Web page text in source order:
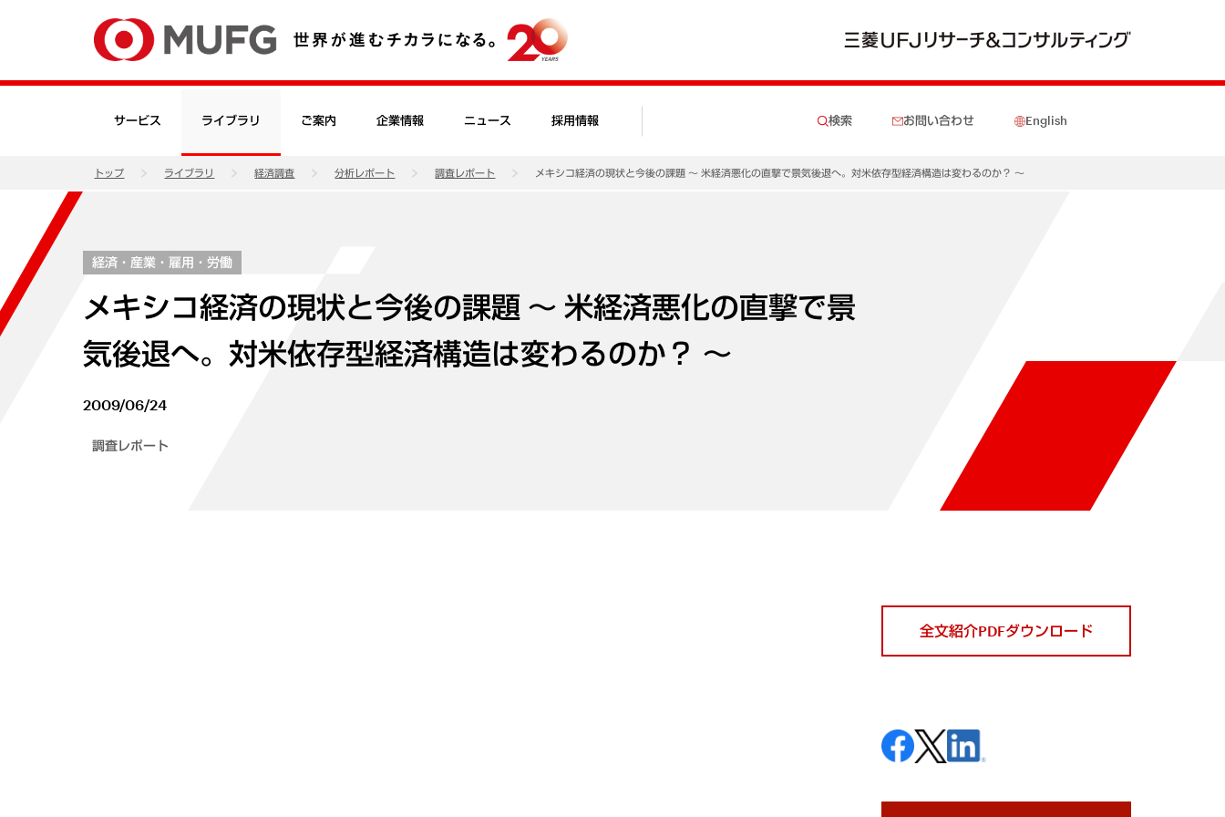
サービス ライブラリ ご案内 企業情報 ニュース 採用情報 検索 お問い合わせ English
トップ ライブラリ 経済調査 分析レポート 調査レポート メキシコ経済の現状と今後の課題 ～ 米経済悪化の直撃で景気後退へ。対米依存型経済構造は変わるのか？ ～
経済・産業・雇用・労働
メキシコ経済の現状と今後の課題 ～ 米経済悪化の直撃で景
気後退へ。対米依存型経済構造は変わるのか？ ～
2009/06/24
調査レポート
全文紹介PDFダウンロード